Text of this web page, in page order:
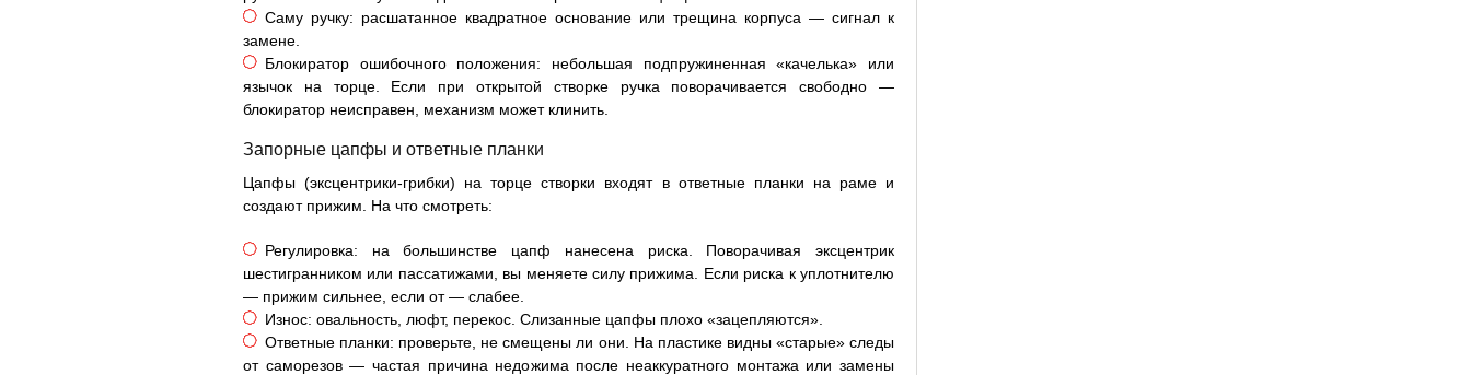
Саму ручку: расшатанное квадратное основание или трещина корпуса — сигнал к
замене.
Блокиратор ошибочного положения: небольшая подпружиненная «качелька» или
язычок на торце. Если при открытой створке ручка поворачивается свободно —
блокиратор неисправен, механизм может клинить.
Запорные цапфы и ответные планки
Цапфы (эксцентрики-грибки) на торце створки входят в ответные планки на раме и
создают прижим. На что смотреть:
Регулировка: на большинстве цапф нанесена риска. Поворачивая эксцентрик
шестигранником или пассатижами, вы меняете силу прижима. Если риска к уплотнителю
— прижим сильнее, если от — слабее.
Износ: овальность, люфт, перекос. Слизанные цапфы плохо «зацепляются».
Ответные планки: проверьте, не смещены ли они. На пластике видны «старые» следы
от саморезов — частая причина недожима после неаккуратного монтажа или замены